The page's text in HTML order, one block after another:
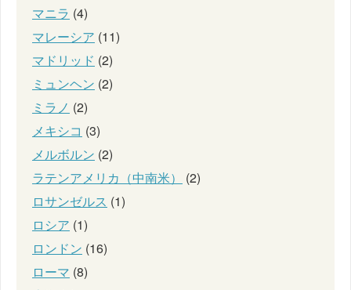
マニラ (4)
マレーシア (11)
マドリッド (2)
ミュンヘン (2)
ミラノ (2)
メキシコ (3)
メルボルン (2)
ラテンアメリカ（中南米）
(2)
ロサンゼルス (1)
ロシア (1)
ロンドン (16)
ローマ (8)